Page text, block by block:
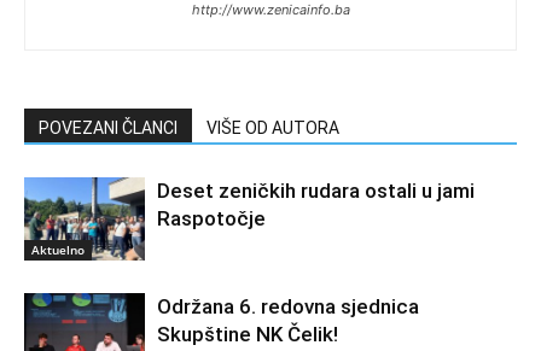
http://www.zenicainfo.ba
POVEZANI ČLANCI VIŠE OD AUTORA
Aktuelno
Deset zeničkih rudara ostali u jami
Raspotočje
Održana 6. redovna sjednica
Skupštine NK Čelik!